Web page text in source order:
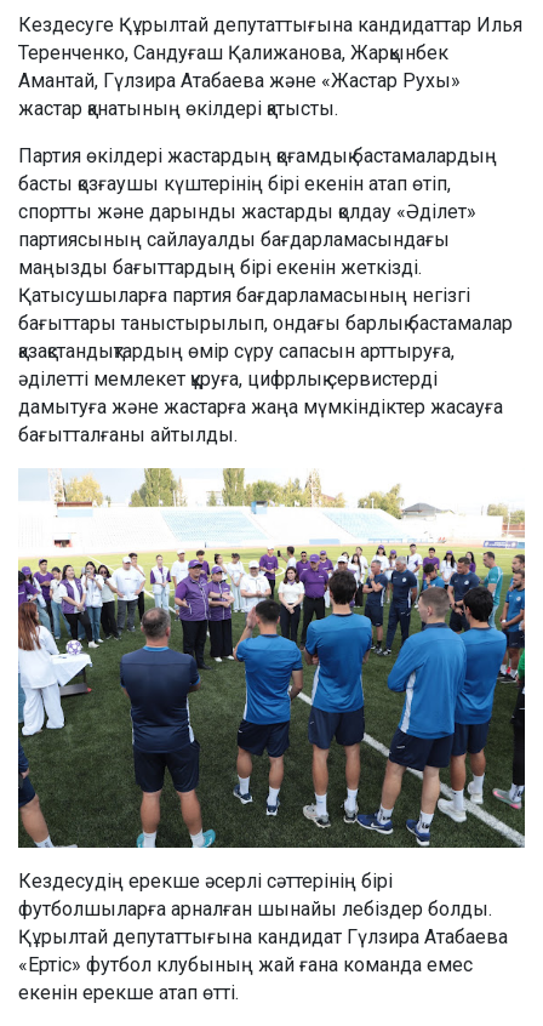
Кездесуге Құрылтай депутаттығына кандидаттар Илья
Теренченко, Сандуғаш Қалижанова, Жарқынбек
Амантай, Гүлзира Атабаева және «Жастар Рухы»
жастар қанатының өкілдері қатысты.
Партия өкілдері жастардың қоғамдық бастамалардың
басты қозғаушы күштерінің бірі екенін атап өтіп,
спортты және дарынды жастарды қолдау «Әділет»
партиясының сайлауалды бағдарламасындағы
маңызды бағыттардың бірі екенін жеткізді.
Қатысушыларға партия бағдарламасының негізгі
бағыттары таныстырылып, ондағы барлық бастамалар
қазақстандықтардың өмір сүру сапасын арттыруға,
әділетті мемлекет құруға, цифрлық сервистерді
дамытуға және жастарға жаңа мүмкіндіктер жасауға
бағытталғаны айтылды.
Кездесудің ерекше әсерлі сәттерінің бірі
футболшыларға арналған шынайы лебіздер болды.
Құрылтай депутаттығына кандидат Гүлзира Атабаева
«Ертіс» футбол клубының жай ғана команда емес
екенін ерекше атап өтті.